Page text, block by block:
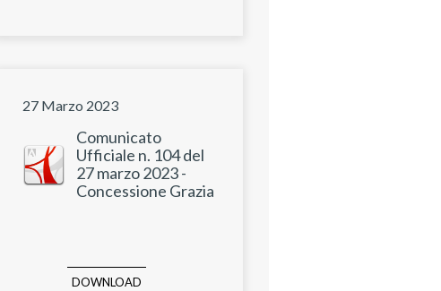
27 Marzo 2023
Comunicato
Ufficiale n. 104 del
27 marzo 2023 -
Concessione Grazia
DOWNLOAD